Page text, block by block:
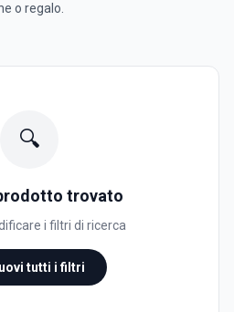
o regalo.
🔍
trovato
i filtri di ricerca
tutti i filtri